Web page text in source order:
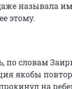
называла
этому.
по словам
якобы
на